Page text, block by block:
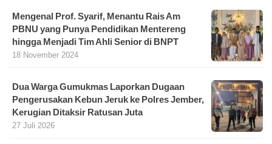
Mengenal Prof. Syarif, Menantu Rais Am
PBNU yang Punya Pendidikan Mentereng
hingga Menjadi Tim Ahli Senior di BNPT
18 November 2024
Dua Warga Gumukmas Laporkan Dugaan
Pengerusakan Kebun Jeruk ke Polres Jember,
Kerugian Ditaksir Ratusan Juta
27 Juli 2026